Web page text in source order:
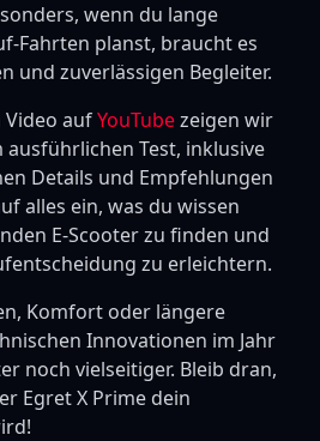
wenn du lange
Fahrten planst, braucht es
und zuverlässigen Begleiter.
aufYouTubezeigen wir
ausführlichen Test, inklusive
Details und Empfehlungen
alles ein, was du wissen
E-Scooter zu finden und
zu erleichtern.
Komfort oder längere
Innovationen im Jahr
noch vielseitiger. Bleib dran,
Egret X Prime dein